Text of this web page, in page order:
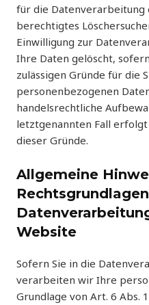
für die Datenverarbeitung
berechtigtes
Einwilligung zur
Ihre Daten gelöscht,
zulässigen Gründe für die
personenbezogenen
handelsrechtliche
letztgenannten Fall
dieser Gründe.
Allgemeine
Website
Sofern Sie in die
verarbeiten wir Ihre
Grundlage von Art. 6 Abs.